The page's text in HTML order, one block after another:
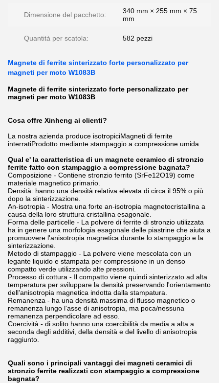
Dimensione del pacchetto:
340 mm × 255 mm × 75
mm
Quantità per scatola: 582 pezzi
Magnete di ferrite sinterizzato forte personalizzato per
magneti per moto W1083B
Magnete di ferrite sinterizzato forte personalizzato per
magneti per moto W1083B
Cosa offre Xinheng ai clienti?
La nostra azienda produce isotropiciMagneti di ferrite
interratiProdotto mediante stampaggio a compressione umida.
Qual e' la caratteristica di un magnete ceramico di stronzio
ferrite fatto con stampaggio a compressione bagnata?
Composizione - Contiene stronzio ferrito (SrFe12O19) come
materiale magnetico primario.
Densità: hanno una densità relativa elevata di circa il 95% o più
dopo la sinterizzazione.
An-isotropia - Mostra una forte an-isotropia magnetocristallina a
causa della loro struttura cristallina esagonale.
Forma delle particelle - La polvere di ferrite di stronzio utilizzata
ha in genere una morfologia esagonale delle piastrine che aiuta a
promuovere l'anisotropia magnetica durante lo stampaggio e la
sinterizzazione.
Metodo di stampaggio - La polvere viene mescolata con un
legante liquido e stampata per compressione in un denso
compatto verde utilizzando alte pressioni.
Processo di cottura - Il compatto viene quindi sinterizzato ad alta
temperatura per sviluppare la densità preservando l'orientamento
dell'anisotropia magnetica indotta dalla stampatura.
Remanenza - ha una densità massima di flusso magnetico o
remanenza lungo l'asse di anisotropia, ma poca/nessuna
remanenza perpendicolare ad esso.
Coercività - di solito hanno una coercibilità da media a alta a
seconda degli additivi, della densità e del livello di anisotropia
raggiunto.
Quali sono i principali vantaggi dei magneti ceramici di
stronzio ferrite realizzati con stampaggio a compressione
bagnata?